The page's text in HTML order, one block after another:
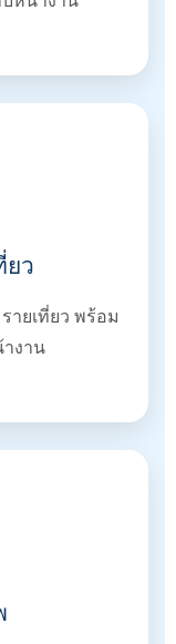
ยว
ายเที่ยว พร้อม
งาน